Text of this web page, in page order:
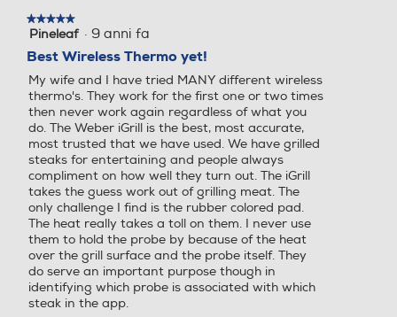
★★★★★
★★★★★
5
5
stelle.
Pineleaf · 9 anni fa
Best Wireless Thermo yet!
My wife and I have tried MANY different wireless
thermo's. They work for the first one or two times
then never work again regardless of what you
do. The Weber iGrill is the best, most accurate,
most trusted that we have used. We have grilled
steaks for entertaining and people always
compliment on how well they turn out. The iGrill
takes the guess work out of grilling meat. The
only challenge I find is the rubber colored pad.
The heat really takes a toll on them. I never use
them to hold the probe by because of the heat
over the grill surface and the probe itself. They
do serve an important purpose though in
identifying which probe is associated with which
steak in the app.